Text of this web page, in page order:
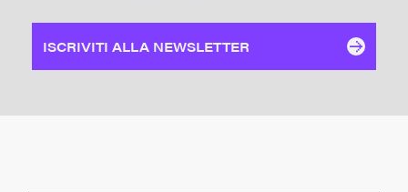
ISCRIVITI ALLA NEWSLETTER